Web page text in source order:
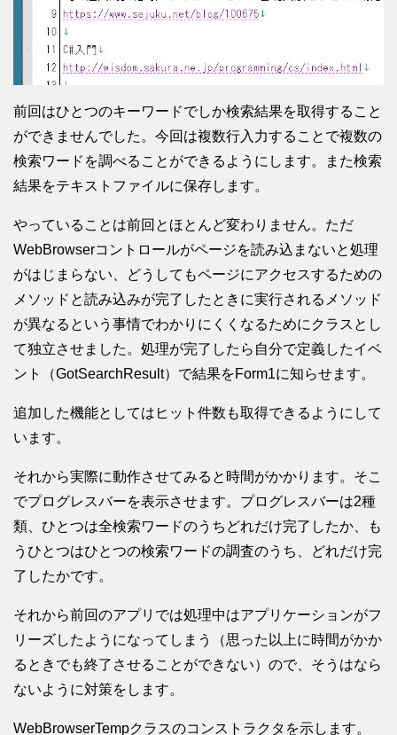
前回はひとつのキーワードでしか検索結果を取得すること
ができませんでした。今回は複数行入力することで複数の
検索ワードを調べることができるようにします。また検索
結果をテキストファイルに保存します。
やっていることは前回とほとんど変わりません。ただ
WebBrowserコントロールがページを読み込まないと処理
がはじまらない、どうしてもページにアクセスするための
メソッドと読み込みが完了したときに実行されるメソッド
が異なるという事情でわかりにくくなるためにクラスとし
て独立させました。処理が完了したら自分で定義したイベ
ント（GotSearchResult）で結果をForm1に知らせます。
追加した機能としてはヒット件数も取得できるようにして
います。
それから実際に動作させてみると時間がかかります。そこ
でプログレスバーを表示させます。プログレスバーは2種
類、ひとつは全検索ワードのうちどれだけ完了したか、も
うひとつはひとつの検索ワードの調査のうち、どれだけ完
了したかです。
それから前回のアプリでは処理中はアプリケーションがフ
リーズしたようになってしまう（思った以上に時間がかか
るときでも終了させることができない）ので、そうはなら
ないように対策をします。
WebBrowserTempクラスのコンストラクタを示します。